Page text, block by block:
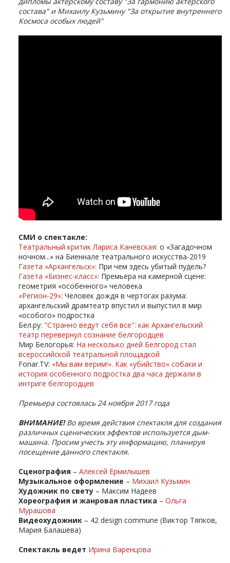
состава" и Михаилу Кузьмину "За открытие внутреннего
Космоса особых людей"
СМИ о спектакле:
Театральный критик Лариса Каневская: о «Загадочном
ночном...» на Биеннале театрального искусства-2019
Газета «Архангельск»: При чем здесь убитый пудель?
Газета «Бизнес-класс»: Премьера на камерной сцене:
геометрия «особенного» человека
«Регион-29»: Человек дождя в чертогах разума:
архангельский драмтеатр впустил и выпустил в мир
«особого» подростка
Бел.ру: "Странно ведут себя все": как Архангельский
театр перевернул сознание белгородцев
Мир Белогорья: На несколько дней Белгород стал
всероссийской театральной площадкой
Fonar.TV: «Мы вам верим!». Как «убийство» собаки и
история особенного подростка два часа держали в
интриге белгородцев
Премьера состоялась 24 ноября 2017 года
ВНИМАНИЕ!Во время действия спектакля для создания
различных сценических эффектов используется дым-
машина. Просим учесть эту информацию, планируя
посещение данного спектакля.
Сценография – Алексей Ермилышев
Музыкальное оформление – Михаил Кузьмин
Художник по свету – Максим Надеев
Хореография и жанровая пластика – Ольга
Мурашова
Видеохудожник – 42 design commune (Виктор Тяпков,
Мария Балашева)
Спектакль ведет Ирина Варенцова